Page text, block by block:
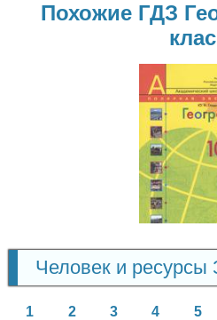
Похожие ГДЗ
10-11
Человек и ресурсы
1 2 3 4 5